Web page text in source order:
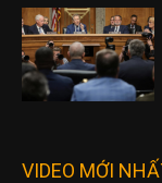
VIDEO MỚI